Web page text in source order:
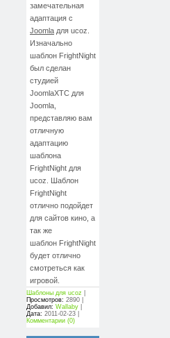
замечательная
адаптация с
Joomla для ucoz.
Изначально
шаблон FrightNight
был сделан
студией
JoomlaXTC для
Joomla,
представляю вам
отличную
адаптацию
шаблона
FrightNight для
ucoz. Шаблон
FrightNight
отлично подойдет
для сайтов кино, а
так же
шаблон FrightNight
будет отлично
смотреться как
игровой.
Шаблоны для ucoz
Просмотров: 2890 |
Добавил: Wallaby
Дата: 2011-02-23
Комментарии (0)